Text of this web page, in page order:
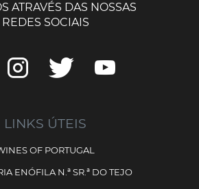
ATRAVÉS DAS NOSSAS
REDES SOCIAIS
LINKS ÚTEIS
OF PORTUGAL
ENÓFILA N.ª SR.ª DO TEJO